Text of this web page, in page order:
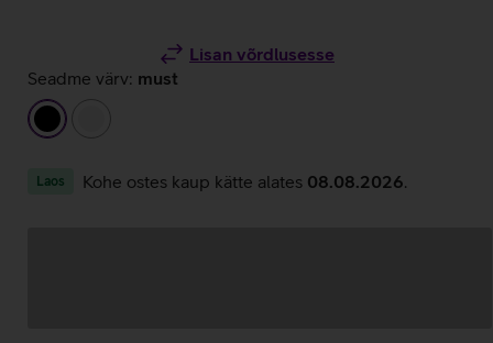
Lisan võrdlusesse
Seadme värv: must
must
Laos Kohe ostes kaup kätte alates 08.08.2026